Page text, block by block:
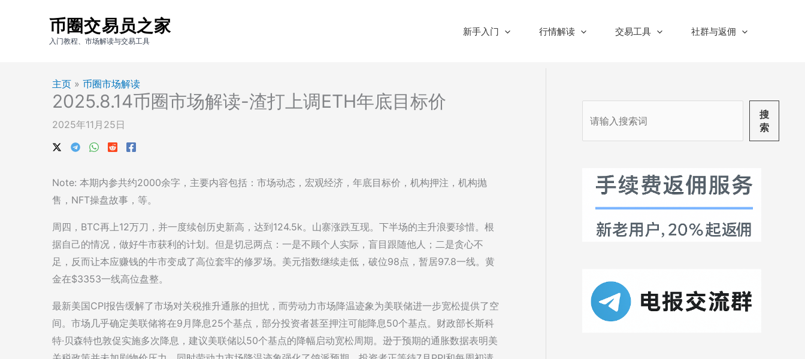
币圈交易员之家
入门教程、市场解读与交易工具
新手入门 行情解读 交易工具 社群与返佣
主页 » 币圈市场解读
2025.8.14币圈市场解读-渣打上调ETH年底目标价
2025年11月25日
Note: 本期内参共约2000余字，主要内容包括：市场动态，宏观经济，年底目标价，机构押注，机构抛
售，NFT操盘故事，等。
周四，BTC再上12万刀，并一度续创历史新高，达到124.5k。山寨涨跌互现。下半场的主升浪要珍惜。根
据自己的情况，做好牛市获利的计划。但是切忌两点：一是不顾个人实际，盲目跟随他人；二是贪心不
足，反而让本应赚钱的牛市变成了高位套牢的修罗场。美元指数继续走低，破位98点，暂居97.8一线。黄
金在$3353一线高位盘整。
最新美国CPI报告缓解了市场对关税推升通胀的担忧，而劳动力市场降温迹象为美联储进一步宽松提供了空
间。市场几乎确定美联储将在9月降息25个基点，部分投资者甚至押注可能降息50个基点。财政部长斯科
特·贝森特也敦促实施多次降息，建议美联储以50个基点的降幅启动宽松周期。逊于预期的通胀数据表明美
搜
索